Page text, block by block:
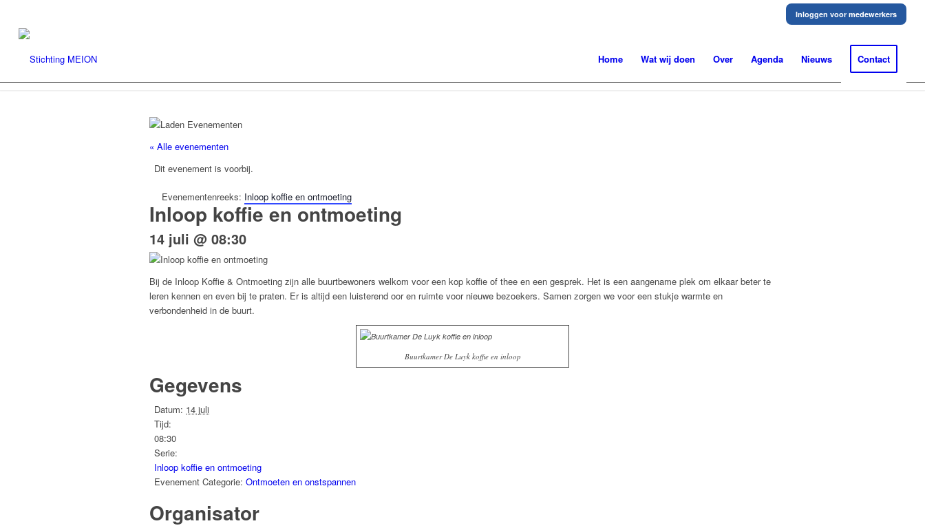
Inloggen voor medewerkers
Home Wat wij doen Over Agenda Nieuws Contact
« Alle evenementen
Dit evenement is voorbij.
Evenementenreeks: Inloop koffie en ontmoeting
Inloop koffie en ontmoeting
14 juli @ 08:30
Bij de Inloop Koffie & Ontmoeting zijn alle buurtbewoners welkom voor een kop koffie of thee en een gesprek. Het is een aangename plek om elkaar beter te
leren kennen en even bij te praten. Er is altijd een luisterend oor en ruimte voor nieuwe bezoekers. Samen zorgen we voor een stukje warmte en
verbondenheid in de buurt.
Buurtkamer De Luyk koffie en inloop
Gegevens
Datum: 14 juli
Tijd:
08:30
Serie:
Inloop koffie en ontmoeting
Evenement Categorie: Ontmoeten en onstspannen
Organisator